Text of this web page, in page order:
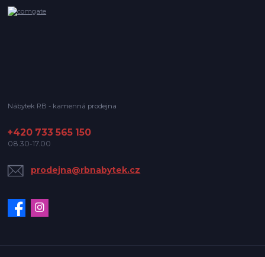
Nábytek RB - kamenná prodejna
+420 733 565 150
08.30-17.00
prodejna@rbnabytek.cz